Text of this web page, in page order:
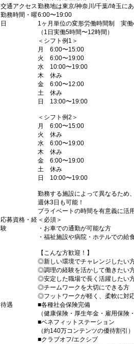
交通アクセス勤務地は東京/神奈川/千葉/埼玉に
勤務時間・曜
日
6:00〜19:00
1ヶ月単位の変形労働時間制 実働
（1日実働5時間〜12時間）
＜シフト例1＞
月 6:00〜15:00
火 6:00〜19:00
水 10:00〜19:00
木 休み
金 6:00〜12:00
土 休み
日 13:00〜19:00
＜シフト例2＞
月 6:00〜15:00
火 休み
水 6:00〜19:00
木 休み
金 6:00〜19:00
土 休み
日 10:00〜19:00
勤務する施設によって異なるため
週休3日も可能！
プライベートの時間を有意義に活
応募資格・経
験
＜必須＞
・お車での通勤が可能な方
・福祉施設や病院・ホテルでの給
【こんな方歓迎！】
◎新しい環境でチャレンジしたい
◎調理の経験を活かして働きたい
◎安定した職場で長く活躍したい
◎チームワークを大切にできる方
◎フットワークが軽く、柔軟に対
待遇
■各種社会保険完備
（健康保険・厚生年金・雇用保険
■ベネフィットステーション
（約140万コンテンツの優待割引）
■クラブオフ/エクシブ